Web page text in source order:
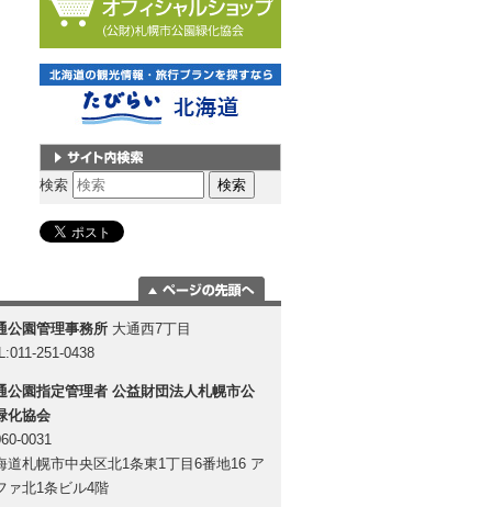
サイト内検索
検索
に移動
公園管理事務所 大通西7丁目
251-0438
公園指定管理者 公益財団法人札幌市公
化協会
0031
道札幌市中央区北1条東1丁目6番地16 ア
ァ北1条ビル4階